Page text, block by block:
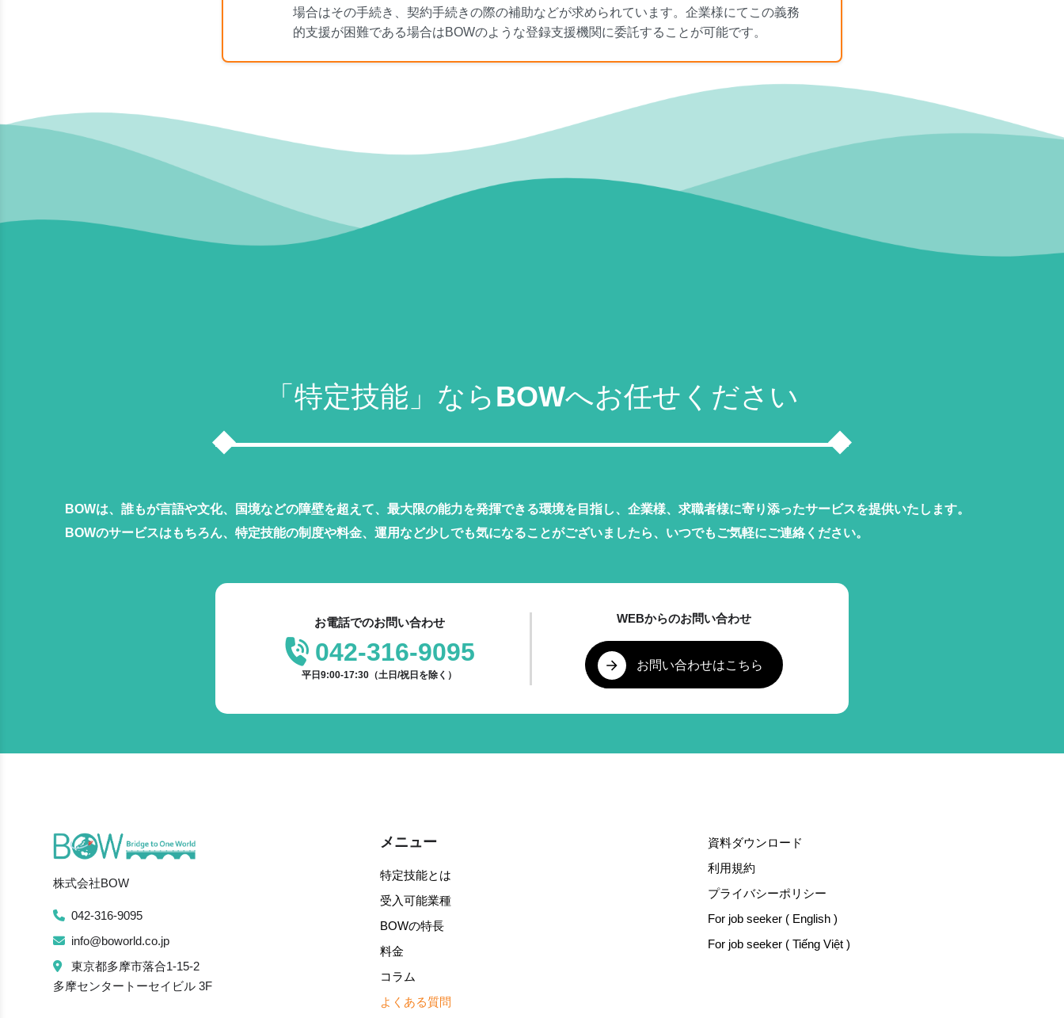
場合はその手続き、契約手続きの際の補助などが求められています。企業様にてこの義務
的支援が困難である場合はBOWのような登録支援機関に委託することが可能です。
「特定技能」ならBOWへお任せください
BOWは、誰もが言語や文化、国境などの障壁を超えて、最大限の能力を発揮できる環境を目指し、企業様、求職者様に寄り添ったサービスを提供いたします。
BOWのサービスはもちろん、特定技能の制度や料金、運用など少しでも気になることがございましたら、いつでもご気軽にご連絡ください。
お電話でのお問い合わせ
042-316-9095
平日9:00-17:30（土日/祝日を除く）
WEBからのお問い合わせ
お問い合わせはこちら
株式会社BOW
042-316-9095
info@boworld.co.jp
東京都多摩市落合1-15-2
多摩センタートーセイビル 3F
メニュー
特定技能とは
受入可能業種
BOWの特長
料金
コラム
よくある質問
資料ダウンロード
利用規約
プライバシーポリシー
For job seeker ( English )
For job seeker ( Tiếng Việt )